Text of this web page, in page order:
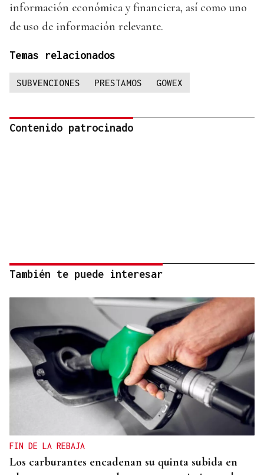
información económica y financiera, así como uno
de uso de información relevante.
Temas relacionados
SUBVENCIONES PRESTAMOS GOWEX
Contenido patrocinado
También te puede interesar
FIN DE LA REBAJA
Los carburantes encadenan su quinta subida en